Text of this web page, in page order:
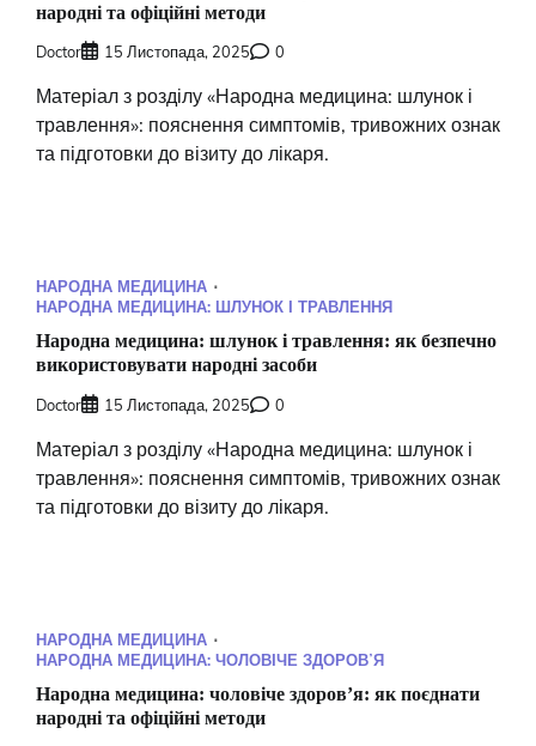
народні та офіційні методи
Doctor 15 Листопада, 2025 0
Матеріал з розділу «Народна медицина: шлунок і
травлення»: пояснення симптомів, тривожних ознак
та підготовки до візиту до лікаря.
НАРОДНА МЕДИЦИНА
НАРОДНА МЕДИЦИНА: ШЛУНОК І ТРАВЛЕННЯ
Народна медицина: шлунок і травлення: як безпечно
використовувати народні засоби
Doctor 15 Листопада, 2025 0
Матеріал з розділу «Народна медицина: шлунок і
травлення»: пояснення симптомів, тривожних ознак
та підготовки до візиту до лікаря.
НАРОДНА МЕДИЦИНА
НАРОДНА МЕДИЦИНА: ЧОЛОВІЧЕ ЗДОРОВʼЯ
Народна медицина: чоловіче здоровʼя: як поєднати
народні та офіційні методи